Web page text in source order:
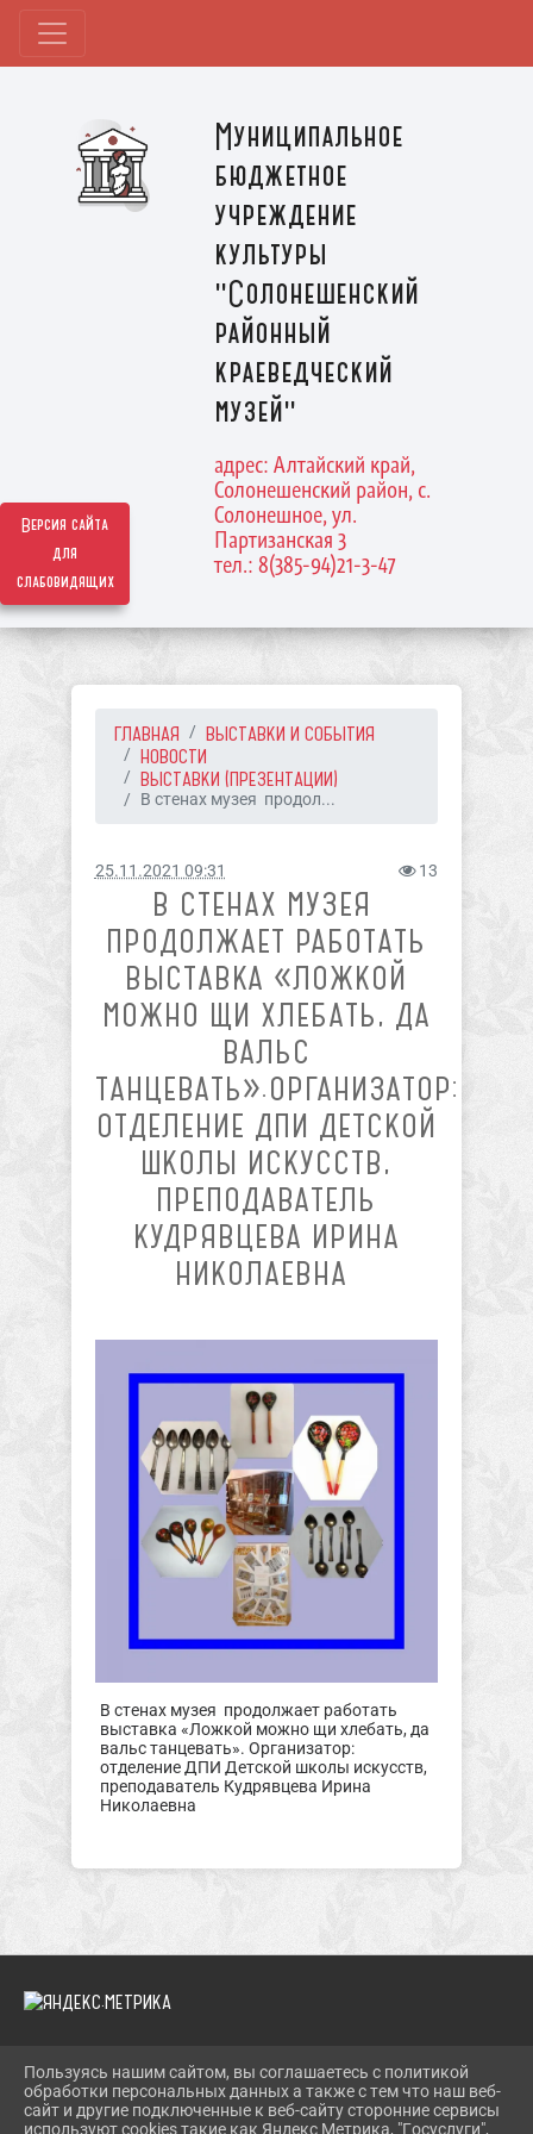
Версия сайта
для
слабовидящих
Муниципальное
бюджетное
учреждение
культуры
"Солонешенский
районный
краеведческий
музей"
адрес: Алтайский край,
Солонешенский район, с.
Солонешное, ул.
Партизанская 3
тел.: 8(385-94)21-3-47
ГЛАВНАЯ
ВЫСТАВКИ И СОБЫТИЯ
НОВОСТИ
ВЫСТАВКИ (ПРЕЗЕНТАЦИИ)
В стенах музея продол...
25.11.2021 09:31 13
В СТЕНАХ МУЗЕЯ
ПРОДОЛЖАЕТ РАБОТАТЬ
ВЫСТАВКА «ЛОЖКОЙ
МОЖНО ЩИ ХЛЕБАТЬ, ДА
ВАЛЬС
ТАНЦЕВАТЬ».ОРГАНИЗАТОР:
ОТДЕЛЕНИЕ ДПИ ДЕТСКОЙ
ШКОЛЫ ИСКУССТВ,
ПРЕПОДАВАТЕЛЬ
КУДРЯВЦЕВА ИРИНА
НИКОЛАЕВНА
В стенах музея продолжает работать
выставка «Ложкой можно щи хлебать, да
вальс танцевать». Организатор:
отделение ДПИ Детской школы искусств,
преподаватель Кудрявцева Ирина
Николаевна
2026 Г. SOLONESHMUZEY.RU
ВХОД
КАРТА САЙТА
Пользуясь нашим сайтом, вы соглашаетесь с политикой
обработки персональных данных а также с тем что наш веб-
сайт и другие подключенные к веб-сайту сторонние сервисы
используют cookies такие как Яндекс Метрика, "Госуслуги",